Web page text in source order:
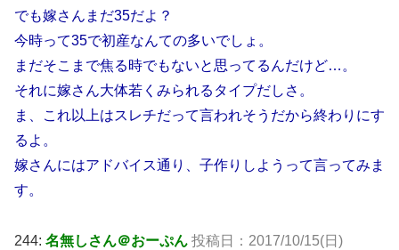
でも嫁さんまだ35だよ？
今時って35で初産なんての多いでしょ。
まだそこまで焦る時でもないと思ってるんだけど…。
それに嫁さん大体若くみられるタイプだしさ。
ま、これ以上はスレチだって言われそうだから終わりにす
るよ。
嫁さんにはアドバイス通り、子作りしようって言ってみま
す。
244: 名無しさん＠おーぷん 投稿日：2017/10/15(日)